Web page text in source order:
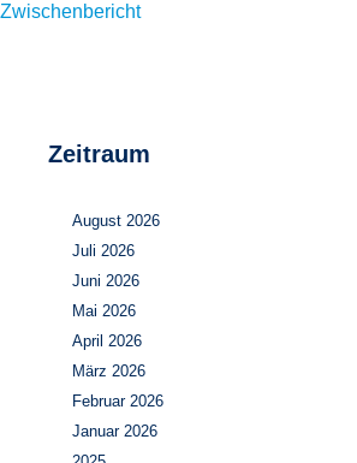
Zwischenbericht
Zeitraum
August 2026
Juli 2026
Juni 2026
Mai 2026
April 2026
März 2026
Februar 2026
Januar 2026